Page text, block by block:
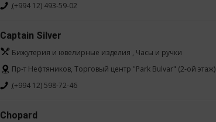
(+994 12) 493-59-02
Captain Silver
Бижутерия и ювелирные изделия , Часы и ручки
Пр-т Нефтяников, Торговый центр "Park Bulvar" (2-ой этаж)
(+994 12) 598-72-46
Chopard